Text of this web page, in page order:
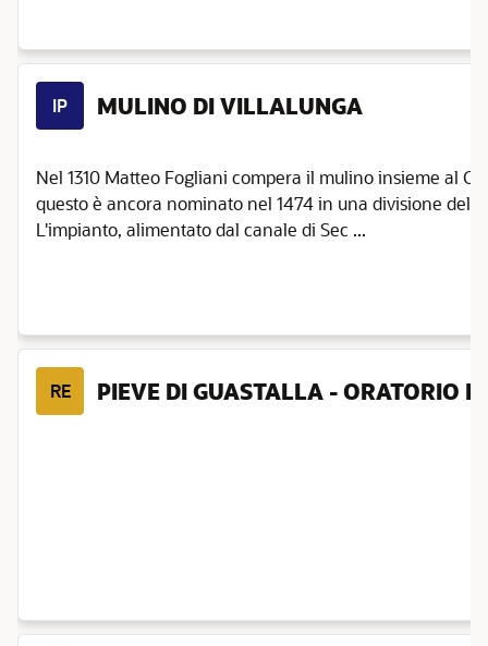
IP MULINO DI VILLALUNGA
Nel 1310 Matteo Fogliani compera il mulino insieme al
questo è ancora nominato nel 1474 in una divisione
L'impianto, alimentato dal canale di Sec ...
RE PIEVE DI GUASTALLA - ORATORIO